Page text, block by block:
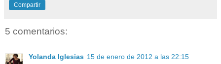
Compartir
5 comentarios:
Yolanda Iglesias 15 de enero de 2012 a las 22:15